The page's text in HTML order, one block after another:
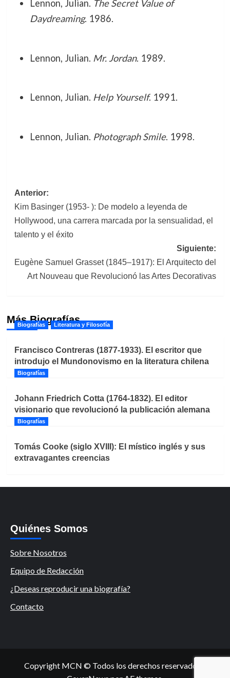
Lennon, Julian. The Secret Value of
Daydreaming. 1986.
Lennon, Julian. Mr. Jordan. 1989.
Lennon, Julian. Help Yourself. 1991.
Lennon, Julian. Photograph Smile. 1998.
Navegación
de
entradas
Anterior:
Kim Basinger (1953- ): De modelo a leyenda de
Hollywood, una carrera marcada por la sensualidad, el
talento y el éxito
Siguiente:
Eugène Samuel Grasset (1845–1917): El Arquitecto del
Art Nouveau que Revolucionó las Artes Decorativas
Más Biografías
Biografías Literatura y Filosofía
Francisco Contreras (1877-1933). El escritor que
introdujo el Mundonovismo en la literatura chilena
Biografías
Johann Friedrich Cotta (1764-1832). El editor
visionario que revolucionó la publicación alemana
Biografías
Tomás Cooke (siglo XVIII): El místico inglés y sus
extravagantes creencias
Quiénes Somos
Sobre Nosotros
Equipo de Redacción
¿Deseas reproducir una biografía?
Contacto
Copyright MCN © Todos los derechos reservados.